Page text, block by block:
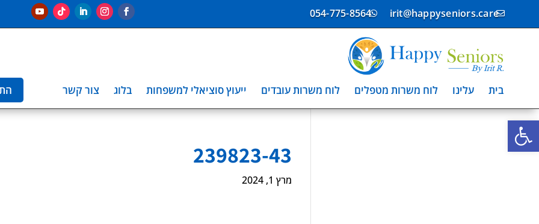
פתח סרגל נגישות

irit@happyseniors.care

054-775-8564
בית עלינו לוח משרות מטפלים לוח משרות עובדים ייעוץ סוציאלי למשפחות בלוג צור קשר
239823-43
מרץ 1, 2024